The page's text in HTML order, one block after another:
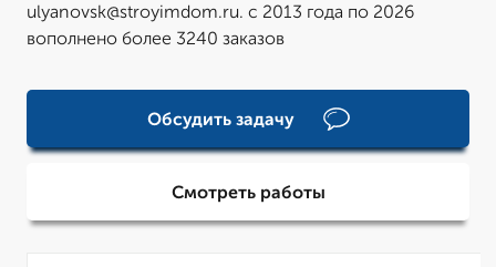
ulyanovsk@stroyimdom.ru. с 2013 года по 2026
вополнено более 3240 заказов
Обсудить задачу
Смотреть работы